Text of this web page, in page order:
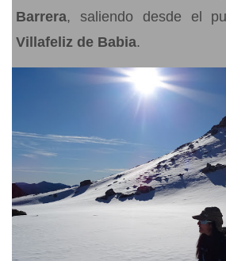
Barrera, saliendo desde el
Villafeliz de Babia.